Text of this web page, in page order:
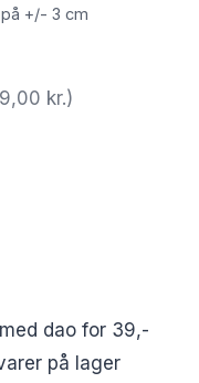
+/- 3 cm
kr.)
dao for 39,-
på lager